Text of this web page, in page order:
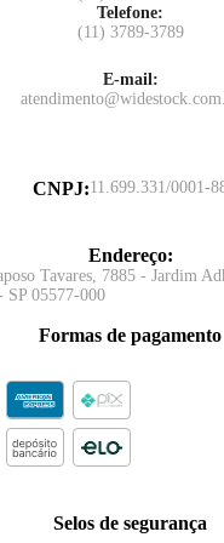
Telefone:
(11) 3789-3789
E-mail:
CNPJ:11.699.331/0001-
Endereço:
Tavares, 7885 - Jardim
SP 05577-000
Formas de pagamento
Selos de segurança